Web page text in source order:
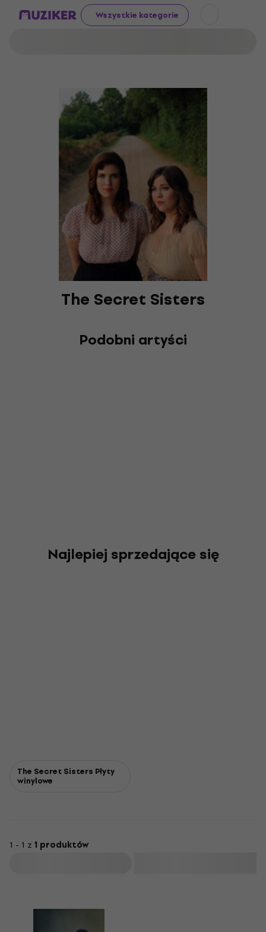
Wszystkie kategorie
The Secret Sisters
Podobni artyści
Najlepiej sprzedające się
The Secret Sisters Płyty
winylowe
1 - 1 z 1 produktów